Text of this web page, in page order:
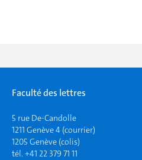
Faculté des lettres
5 rue De-Candolle
1211 Genève 4 (courrier)
1205 Genève (colis)
tél. +41 22 379 71 11